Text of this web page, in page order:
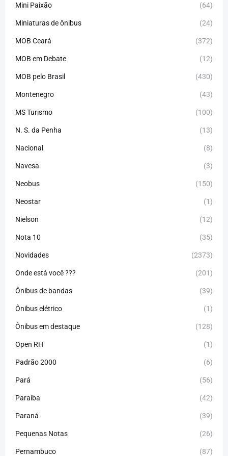
Mini Paixão (64)
Miniaturas de ônibus (24)
MOB Ceará (372)
MOB em Debate (12)
MOB pelo Brasil (430)
Montenegro (43)
MS Turismo (100)
N. S. da Penha (13)
Nacional (8)
Navesa (3)
Neobus (150)
Neostar (1)
Nielson (12)
Nota 10 (35)
Novidades (2373)
Onde está você ??? (201)
Ônibus de bandas (39)
Ônibus elétrico (1)
Ônibus em destaque (128)
Open RH (1)
Padrão 2000 (6)
Pará (56)
Paraíba (42)
Paraná (39)
Pequenas Notas (26)
Pernambuco (87)